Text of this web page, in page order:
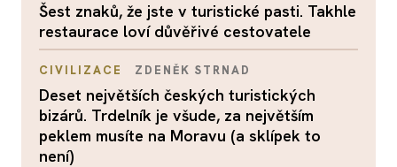
Šest znaků, že jste v turistické pasti. Takhle
restaurace loví důvěřivé cestovatele
CIVILIZACE ZDENĚK STRNAD
Deset největších českých turistických
bizárů. Trdelník je všude, za největším
peklem musíte na Moravu (a sklípek to
není)